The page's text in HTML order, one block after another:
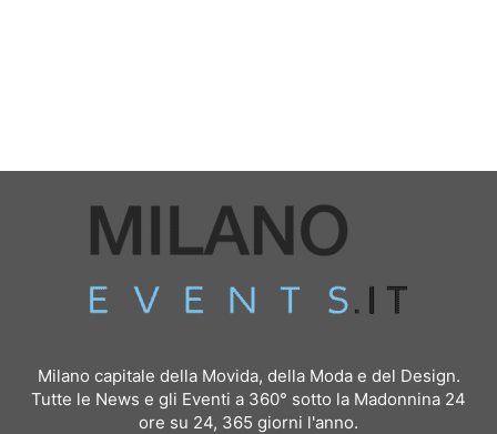
Milano capitale della Movida, della Moda e del Design.
Tutte le News e gli Eventi a 360° sotto la Madonnina 24
ore su 24, 365 giorni l'anno.